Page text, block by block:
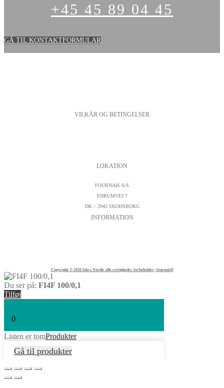
+45 45 89 04 45
GÅ TIL KONTAKTFORMULAR
VILKÅR OG BETINGELSER
LOKATION
FOURNAIS A/S
ENRUMVEJ 7
DK – 2942 SKODSBORG
INFORMATION
Copyright © 2026 Iskra Nordic alle rettigheder forbeholdes | fournais®
Du ser på: FI4F 100/0,1
Tilføj
0
Listen er tomProdukter
Gå til produkter